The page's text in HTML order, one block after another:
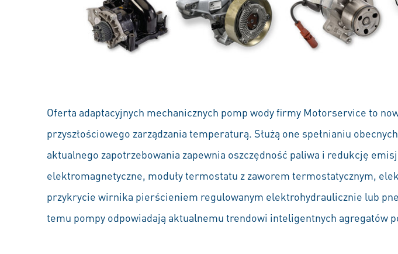
Oferta adaptacyjnych mechanicznych pomp wody firmy Motorservice to
przyszłościowego zarządzania temperaturą. Służą one spełnianiu
aktualnego zapotrzebowania zapewnia oszczędność paliwa i redukcję
elektromagnetyczne, moduły termostatu z zaworem termostatycznym,
przykrycie wirnika pierścieniem regulowanym elektrohydraulicznie lub
temu pompy odpowiadają aktualnemu trendowi inteligentnych agregatów